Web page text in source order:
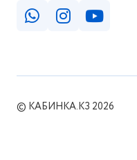
© КАБИНКА.КЗ 2026